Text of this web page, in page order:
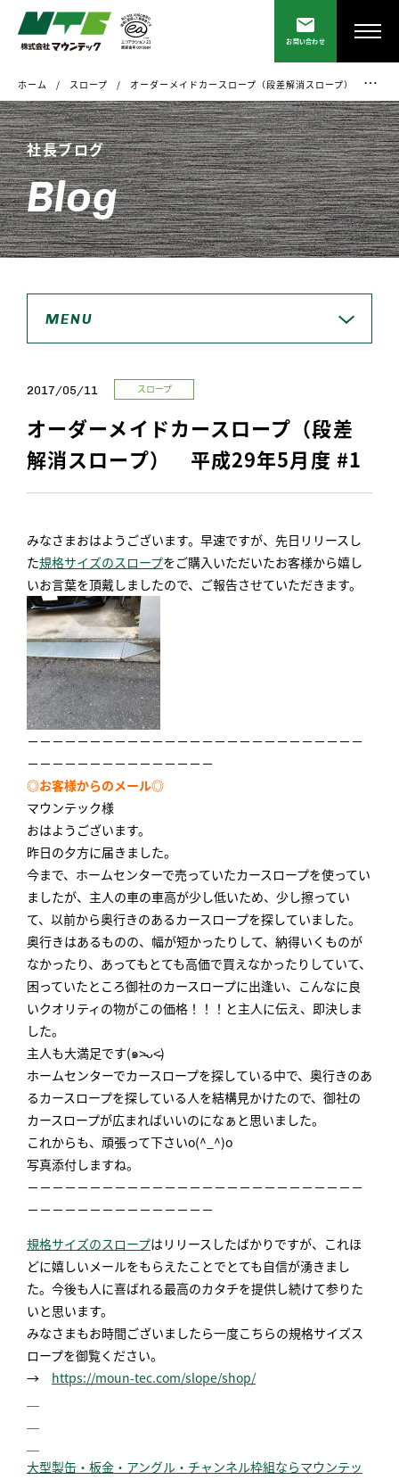
お問い合わせ
ホーム スロープ オーダーメイドカースロープ（段差解消スロープ） 平成29年5月度 #1
社長ブログ
Blog
MENU
2017/05/11 スロープ
オーダーメイドカースロープ（段差
解消スロープ） 平成29年5月度 #1
みなさまおはようございます。早速ですが、先日リリースし
た規格サイズのスロープをご購入いただいたお客様から嬉し
いお言葉を頂戴しましたので、ご報告させていただきます。
－－－－－－－－－－－－－－－－－－－－－－－－－－－
－－－－－－－－－－－－－－－
◎お客様からのメール◎
マウンテック様
おはようございます。
昨日の夕方に届きました。
今まで、 ホームセンターで売っていたカースロープを使ってい
ましたが、 主人の車の車高が少し低いため、少し擦ってい
て、 以前から奥行きのあるカースロープを探していました。
奥行きはあるものの、幅が短かったりして、 納得いくものが
なかったり、 あってもとても高価で買えなかったりしていて、
困っていたところ御社のカースロープに出逢い、 こんなに良
いクオリティの物がこの価格！！！と主人に伝え、 即決しま
した。
主人も大満足です(๑˃̵ᴗ˂̵)
ホームセンターでカースロープを探している中で、 奥行きのあ
るカースロープを探している人を結構見かけたので、 御社の
カースロープが広まればいいのになぁと思いました。
これからも、頑張って下さいo(^_^)o
写真添付しますね。
－－－－－－－－－－－－－－－－－－－－－－－－－－－
－－－－－－－－－－－－－－－
規格サイズのスロープはリリースしたばかりですが、これほ
どに嬉しいメールをもらえたことでとても自信が湧きまし
た。今後も人に喜ばれる最高のカタチを提供し続けて参りた
いと思います。
みなさまもお時間ございましたら一度こちらの規格サイズス
ロープを御覧ください。
→ https://moun-tec.com/slope/shop/
大型製缶・板金・アングル・チャンネル枠組ならマウンテッ